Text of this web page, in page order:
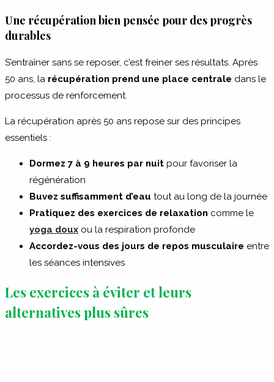
Une récupération bien pensée pour des progrès
durables
S’entraîner sans se reposer, c’est freiner ses résultats. Après
50 ans, la récupération prend une place centrale dans le
processus de renforcement.
La récupération après 50 ans repose sur des principes
essentiels :
Dormez 7 à 9 heures par nuit pour favoriser la
régénération
Buvez suffisamment d’eau tout au long de la journée
Pratiquez des exercices de relaxation comme le
yoga doux ou la respiration profonde
Accordez-vous des jours de repos musculaire entre
les séances intensives
Les exercices à éviter et leurs
alternatives plus sûres